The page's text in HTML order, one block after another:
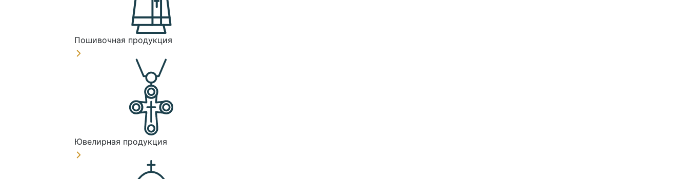
Пошивочная продукция
Ювелирная продукция